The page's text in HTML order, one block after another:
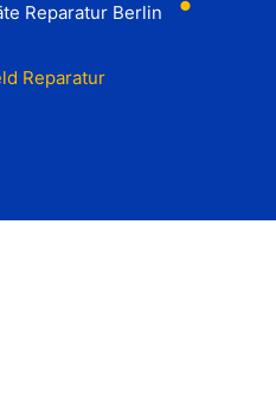
Reparatur Berlin ⬤
Reparatur